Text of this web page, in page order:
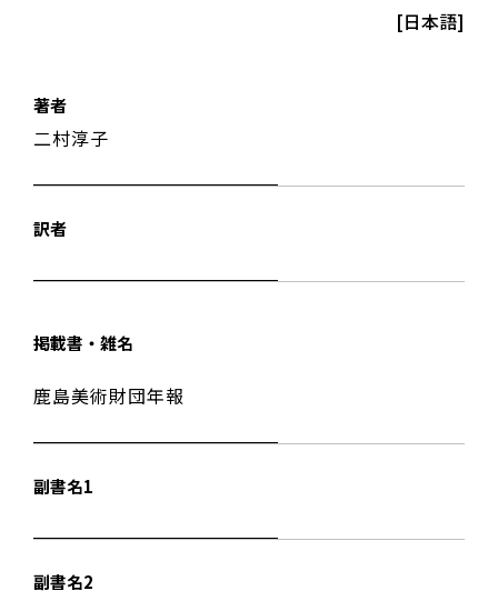
[日本語]
著者
二村淳子
訳者
掲載書・雑名
鹿島美術財団年報
副書名1
副書名2